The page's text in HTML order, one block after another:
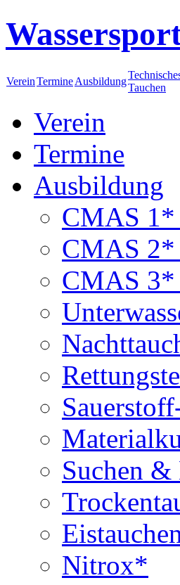
VereinTermineAusbildung
Tauchen
Verein
Termine
Ausbildung
CMAS 1*
CMAS 2*
CMAS 3*
Suchen &
Nitrox*